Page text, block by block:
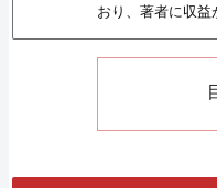
おり、著者に収益